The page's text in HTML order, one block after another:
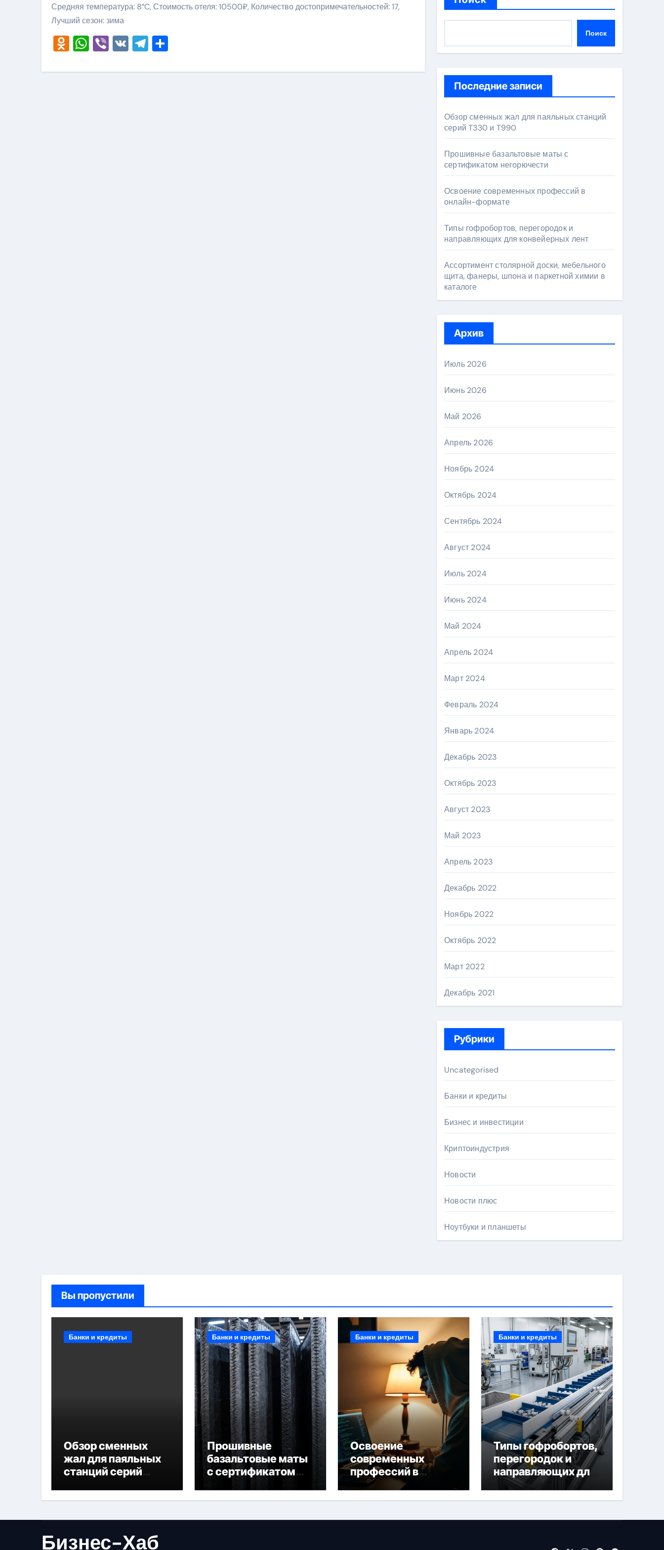
Средняя температура: 8°C, Стоимость отеля: 10500₽, Количество достопримечательностей: 17,
Лучший сезон: зима
Odnoklassniki
WhatsApp
Viber
VKTelegram Поиск
Последние записи
Обзор сменных жал для паяльных станций
серий T330 и T990
Прошивные базальтовые маты с
сертификатом негорючести
Освоение современных профессий в
онлайн-формате
Типы гофробортов, перегородок и
направляющих для конвейерных лент
Ассортимент столярной доски, мебельного
щита, фанеры, шпона и паркетной химии в
каталоге
Архив
Июль 2026
Июнь 2026
Май 2026
Апрель 2026
Ноябрь 2024
Октябрь 2024
Сентябрь 2024
Август 2024
Июль 2024
Июнь 2024
Май 2024
Апрель 2024
Март 2024
Февраль 2024
Январь 2024
Декабрь 2023
Октябрь 2023
Август 2023
Май 2023
Апрель 2023
Декабрь 2022
Ноябрь 2022
Октябрь 2022
Март 2022
Декабрь 2021
Рубрики
Uncategorised
Банки и кредиты
Бизнес и инвестиции
Криптоиндустрия
Новости
Новости плюс
Ноутбуки и планшеты
Вы пропустили
Банки и кредиты
Обзор сменных
жал для паяльных
станций серий
Банки и кредиты
Прошивные
базальтовые маты
с сертификатом
негорючести
Банки и кредиты
Освоение
современных
профессий в
онлайн-формате
Банки и кредиты
Типы гофробортов,
перегородок и
направляющих для
конвейерных лент
Бизнес-Хаб